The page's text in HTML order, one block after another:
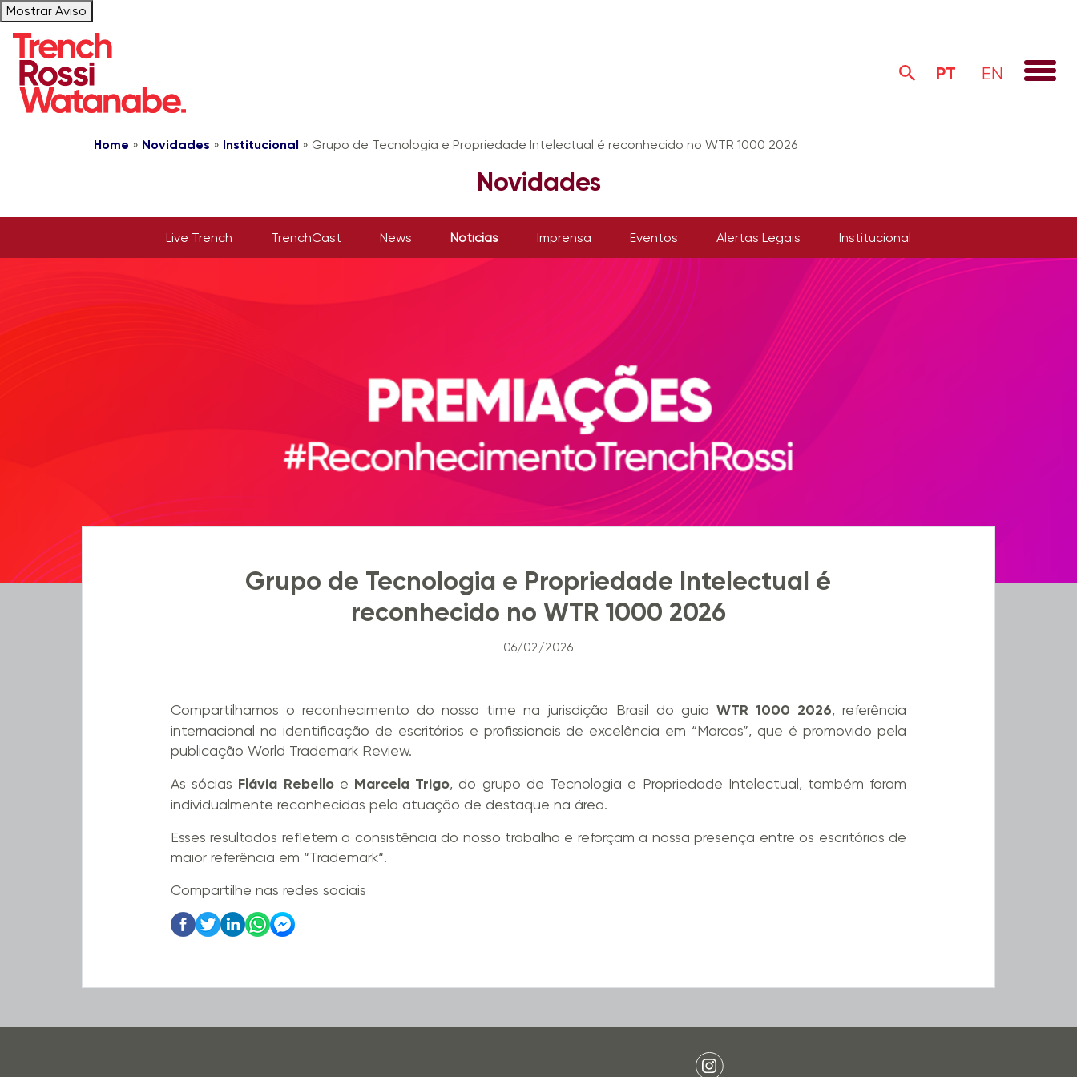
Mostrar Aviso
PT EN
Home » Novidades » Institucional » Grupo de Tecnologia e Propriedade Intelectual é reconhecido no WTR 1000 2026
Novidades
Live Trench TrenchCast News Notícias Imprensa Eventos Alertas Legais Institucional
Grupo de Tecnologia e Propriedade Intelectual é
reconhecido no WTR 1000 2026
06/02/2026
Compartilhamos o reconhecimento do nosso time na jurisdição Brasil do guia WTR 1000 2026, referência
internacional na identificação de escritórios e profissionais de excelência em “Marcas”, que é promovido pela
publicação World TrademarkReview.
As sócias Flávia Rebelloe Marcela Trigo, do grupo de Tecnologia e Propriedade Intelectual, também foram
individualmente reconhecidas pela atuação de destaque na área.
Esses resultados refletem a consistência do nosso trabalho e reforçam a nossa presença entre os escritórios de
maior referência em “Trademark“.
Compartilhe nas redes sociais